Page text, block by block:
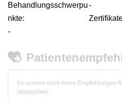
Behandlungsschwerpu
nkte:
-
-
Es wurden noch keine Empfehlungen
abgegeben.